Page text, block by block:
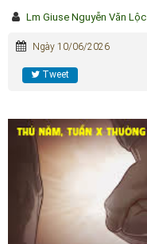
Lm Giuse Nguyễn Văn Lộc
Ngày 10/06/2026
Tweet